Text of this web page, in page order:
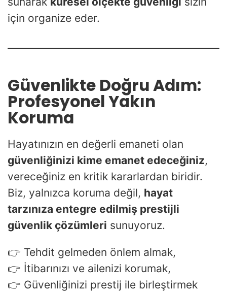
için organize eder.
Güvenlikte Doğru Adım:
Profesyonel Yakın
Koruma
Hayatınızın en değerli emaneti olan
güvenliğinizi kime emanet edeceğiniz,
vereceğiniz en kritik kararlardan biridir.
Biz, yalnızca koruma değil, hayat
tarzınıza entegre edilmiş prestijli
güvenlik çözümleri sunuyoruz.
👉 Tehdit gelmeden önlem almak,
👉 İtibarınızı ve ailenizi korumak,
👉 Güvenliğinizi prestij ile birleştirmek